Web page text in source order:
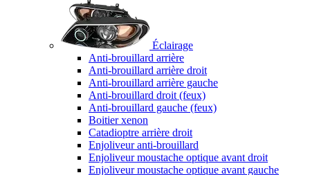
Éclairage
Anti-brouillard arrière
Anti-brouillard arrière droit
Anti-brouillard arrière gauche
Anti-brouillard droit (feux)
Anti-brouillard gauche (feux)
Boitier xenon
Catadioptre arrière droit
Enjoliveur anti-brouillard
Enjoliveur moustache optique avant droit
Enjoliveur moustache optique avant gauche